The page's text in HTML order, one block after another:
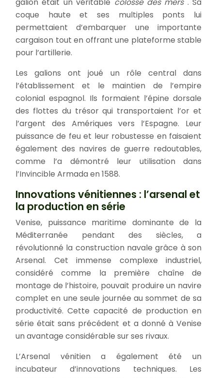
galion était un véritable colosse des mers . Sa
coque haute et ses multiples ponts lui
permettaient d’embarquer une importante
cargaison tout en offrant une plateforme stable
pour l’artillerie.
Les galions ont joué un rôle central dans
l’établissement et le maintien de l’empire
colonial espagnol. Ils formaient l’épine dorsale
des flottes du trésor qui transportaient l’or et
l’argent des Amériques vers l’Espagne. Leur
puissance de feu et leur robustesse en faisaient
également des navires de guerre redoutables,
comme l’a démontré leur utilisation dans
l’Invincible Armada en 1588.
Innovations vénitiennes : l’arsenal et
la production en série
Venise, puissance maritime dominante de la
Méditerranée pendant des siècles, a
révolutionné la construction navale grâce à son
Arsenal. Cet immense complexe industriel,
considéré comme la première chaîne de
montage de l’histoire, pouvait produire un navire
complet en une seule journée au sommet de sa
productivité. Cette capacité de production en
série était sans précédent et a donné à Venise
un avantage considérable sur ses rivaux.
L’Arsenal vénitien a également été un
incubateur d’innovations techniques. Les